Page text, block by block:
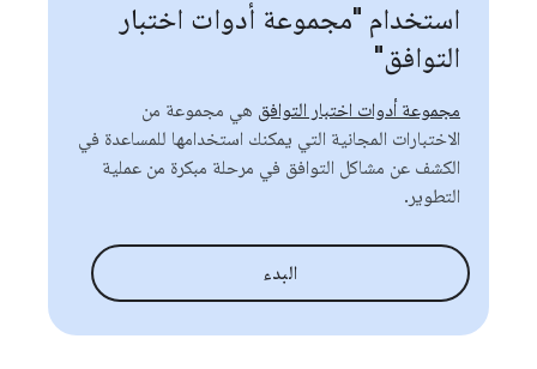
استخدام "مجموعة أدوات اختبار
التوافق"
مجموعة أدوات اختبار التوافق هي مجموعة من
الاختبارات المجانية التي يمكنك استخدامها للمساعدة في
الكشف عن مشاكل التوافق في مرحلة مبكرة من عملية
التطوير.
البدء